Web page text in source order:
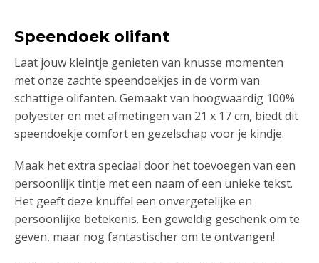
Speendoek olifant
Laat jouw kleintje genieten van knusse momenten
met onze zachte speendoekjes in de vorm van
schattige olifanten. Gemaakt van hoogwaardig 100%
polyester en met afmetingen van 21 x 17 cm, biedt dit
speendoekje comfort en gezelschap voor je kindje.
Maak het extra speciaal door het toevoegen van een
persoonlijk tintje met een naam of een unieke tekst.
Het geeft deze knuffel een onvergetelijke en
persoonlijke betekenis. Een geweldig geschenk om te
geven, maar nog fantastischer om te ontvangen!